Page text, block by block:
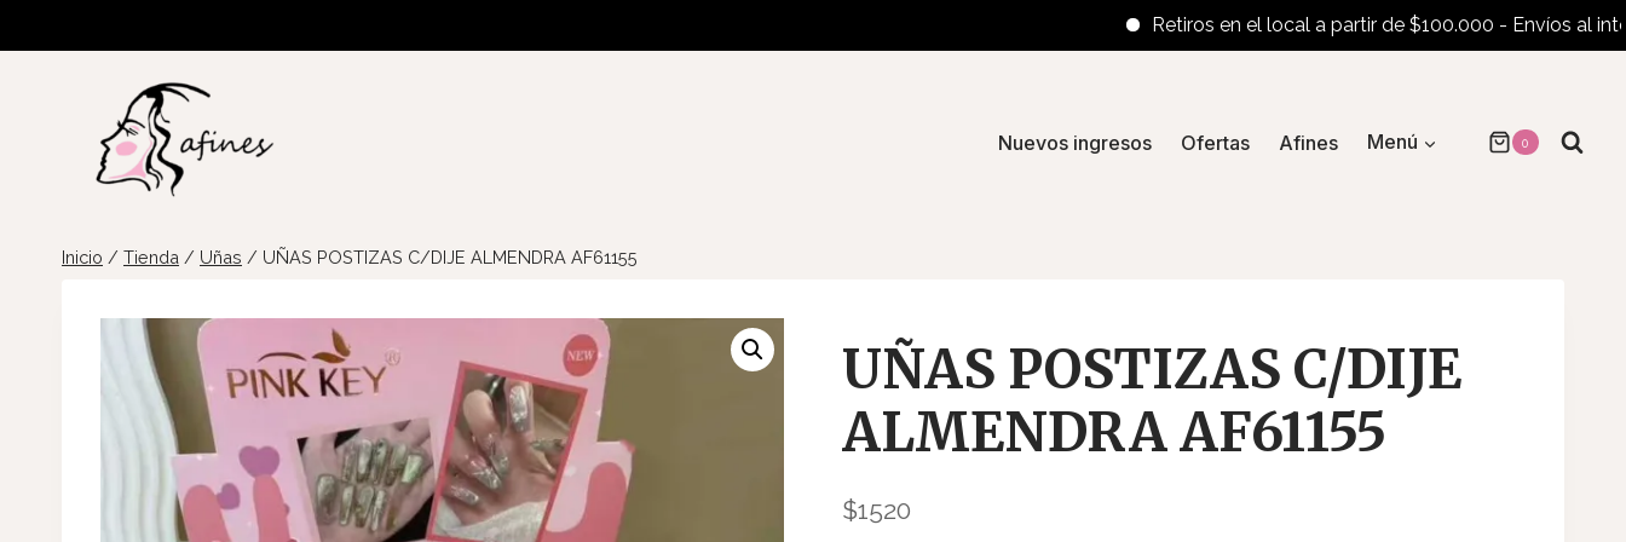
Retiros en el local a partir de $100.000 - Envíos al interior
Nuevos ingresos Ofertas Afines Menú 0
Inicio / Tienda / Uñas / UÑAS POSTIZAS C/DIJE ALMENDRA AF61155
UÑAS POSTIZAS C/DIJE
ALMENDRA AF61155
$1520